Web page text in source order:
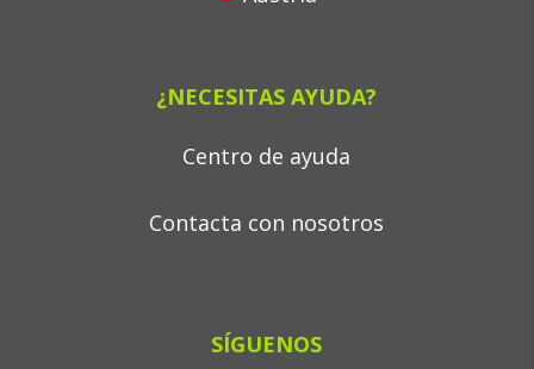
¿NECESITAS AYUDA?
Centro de ayuda
Contacta con nosotros
SÍGUENOS